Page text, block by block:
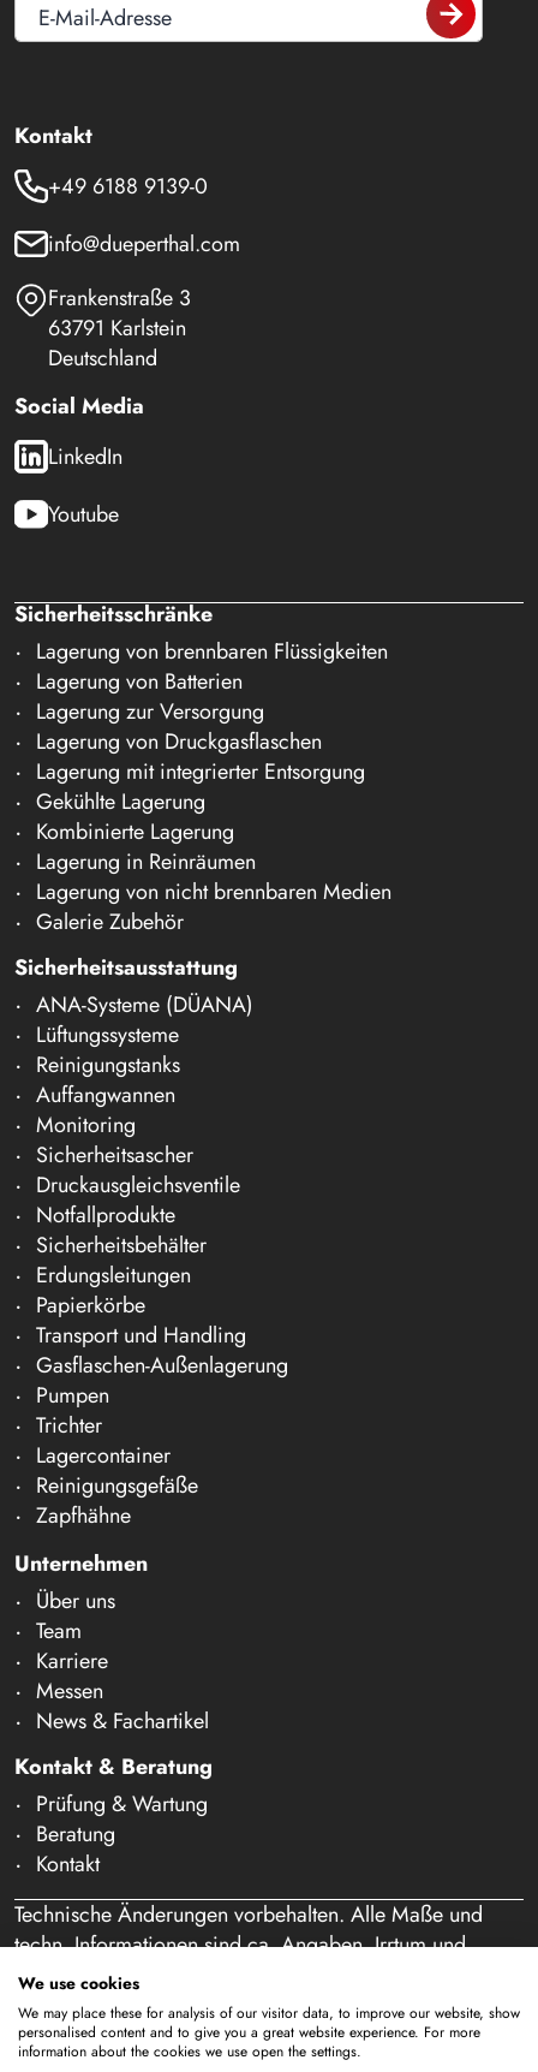
E-Mail-Adresse
Kontakt
+49 6188 9139-0
info@dueperthal.com
Frankenstraße 3
63791 Karlstein
Deutschland
Social Media
LinkedIn
Youtube
Sicherheitsschränke
Lagerung von brennbaren Flüssigkeiten
Lagerung von Batterien
Lagerung zur Versorgung
Lagerung von Druckgasflaschen
Lagerung mit integrierter Entsorgung
Gekühlte Lagerung
Kombinierte Lagerung
Lagerung in Reinräumen
Lagerung von nicht brennbaren Medien
Galerie Zubehör
Sicherheitsausstattung
ANA-Systeme (DÜANA)
Lüftungssysteme
Reinigungstanks
Auffangwannen
Monitoring
Sicherheitsascher
Druckausgleichsventile
Notfallprodukte
Sicherheitsbehälter
Erdungsleitungen
Papierkörbe
Transport und Handling
Gasflaschen-Außenlagerung
Pumpen
Trichter
Lagercontainer
Reinigungsgefäße
Zapfhähne
Unternehmen
Über uns
Team
Karriere
Messen
News & Fachartikel
Kontakt & Beratung
Prüfung & Wartung
Beratung
Kontakt
Technische Änderungen vorbehalten. Alle Maße und
techn. Informationen sind ca. Angaben. Irrtum und
Schreibfehler vorbehalten. Unser Angebot richtet sich
ausschließlich an Gewerbetreibende im Sinne des § 14
BGB. Ein Verkauf an Privatpersonen findet nicht statt.
Durch die Nutzung dieser Website und eine etwaige
We use cookies
We may place these for analysis of our visitor data, to improve our website, show
personalised content and to give you a great website experience. For more
information about the cookies we use open the settings.